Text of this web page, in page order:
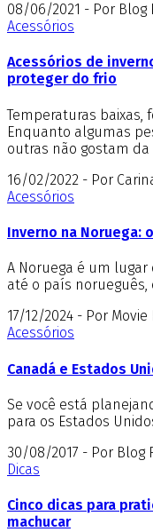
08/06/2021 - Por Blog
Acessórios
Acessórios de
proteger do frio
Temperaturas baixas,
Enquanto algumas
outras não gostam da
16/02/2022 - Por
Acessórios
Inverno na Noruega:
A Noruega é um
até o país
17/12/2024 - Por Movie
Acessórios
Canadá e Estados
Se você está
para os Estados
30/08/2017 - Por Blog
Dicas
Cinco dicas para
machucar